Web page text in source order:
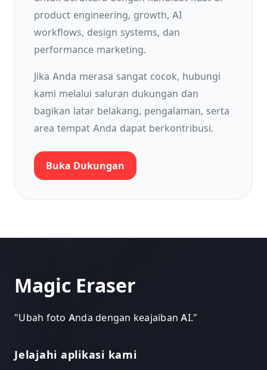
product engineering, growth, AI
workflows, design systems, dan
performance marketing.
Jika Anda merasa sangat cocok, hubungi
kami melalui saluran dukungan dan
bagikan latar belakang, pengalaman, serta
area tempat Anda dapat berkontribusi.
Buka Dukungan
Magic Eraser
"Ubah foto Anda dengan keajaiban AI."
Jelajahi aplikasi kami